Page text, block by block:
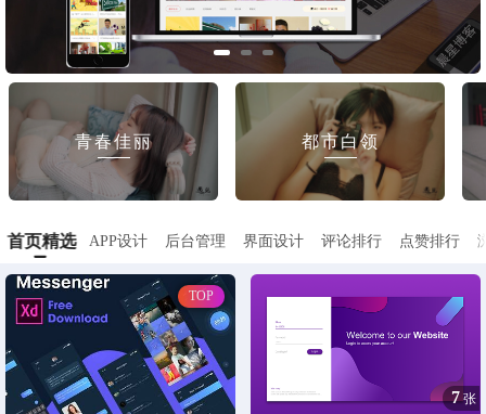
用户登录 样机素材
UI素材 样机素材 用户中心
样机素材
元素
管理中心
用户中心
青春佳丽 都市白领
首页精选 APP设计 后台管理 界面设计 评论排行 点赞排行
正在为您加载新内容
TOP
7 张